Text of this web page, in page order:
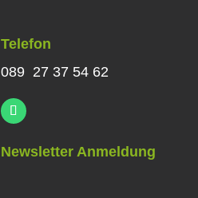
Telefon
089 27 37 54 62
Newsletter Anmeldung